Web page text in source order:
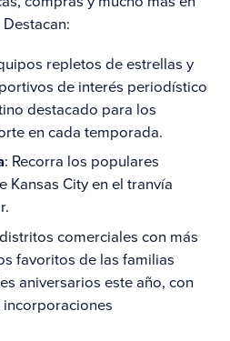
repletos de estrellas y
de interés periodístico
destacado para los
en cada temporada.
: Recorra los populares
Kansas City en el tranvía
comerciales con más
favoritos de las familias
aniversarios este año, con
incorporaciones